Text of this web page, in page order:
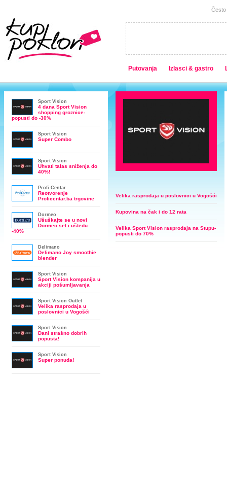
Često
Putovanja Izlasci & gastro
Sport Vision
4 dana Sport Vision
shopping groznice-
popusti do -30%
Sport Vision
Super Combo
Sport Vision
Uhvati talas sniženja do
40%!
Profi Centar
Reotvorenje
Proficentar.ba trgovine
Dormeo
Ušuškajte se u novi
Dormeo set i uštedu
-40%
Delimano
Delimano Joy smoothie
blender
Sport Vision
Sport Vision kompanija u
akciji pošumljavanja
Sport Vision Outlet
Velika rasprodaja u
poslovnici u Vogošći
Sport Vision
Dani strašno dobrih
popusta!
Sport Vision
Super ponuda!
Velika rasprodaja u poslovnici u Vogošći
Kupovina na čak i do 12 rata
Velika Sport Vision rasprodaja na Stupu-
popusti do 70%